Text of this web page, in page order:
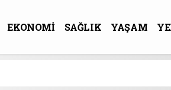
EKONOMİ SAĞLIK YAŞAM